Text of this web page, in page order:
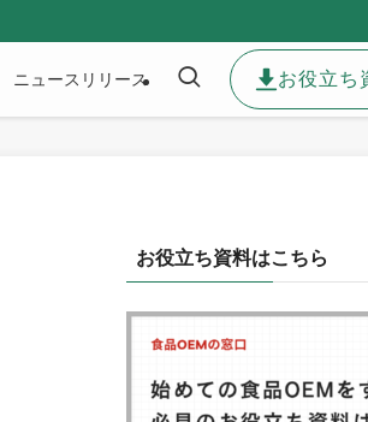
ニュースリリース お役立ち
お役立ち資料はこちら